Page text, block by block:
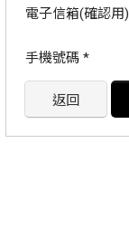
電子信箱(確認用)
手機號碼 *
返回